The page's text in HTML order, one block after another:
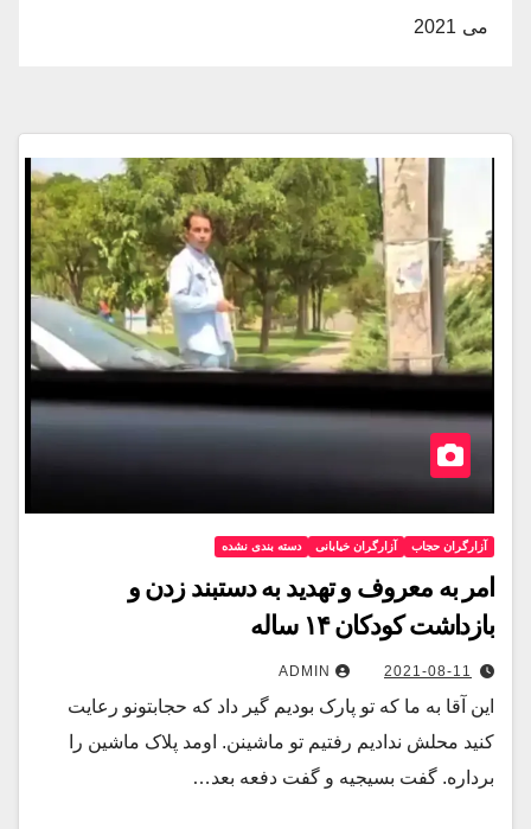
می 2021
آزارگران حجاب آزارگران خیابانی دسته بندی نشده
امر به معروف و تهدید به دستبند زدن و
بازداشت کودکان ۱۴ ساله
2021-08-11
ADMIN
این آقا به ما که تو پارک بودیم گیر داد که حجابتونو رعایت
کنید محلش ندادیم‌ رفتیم تو ماشینن. اومد پلاک ماشین را
برداره. گفت بسیجیه و گفت دفعه بعد…